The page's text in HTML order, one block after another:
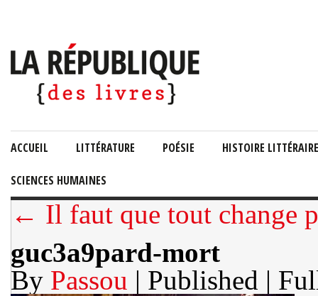
ACCUEIL LITTÉRATURE POÉSIE HISTOIRE LITTÉRAIRE
SCIENCES HUMAINES
← Il faut que tout change
guc3a9pard-mort
By Passou | Published |